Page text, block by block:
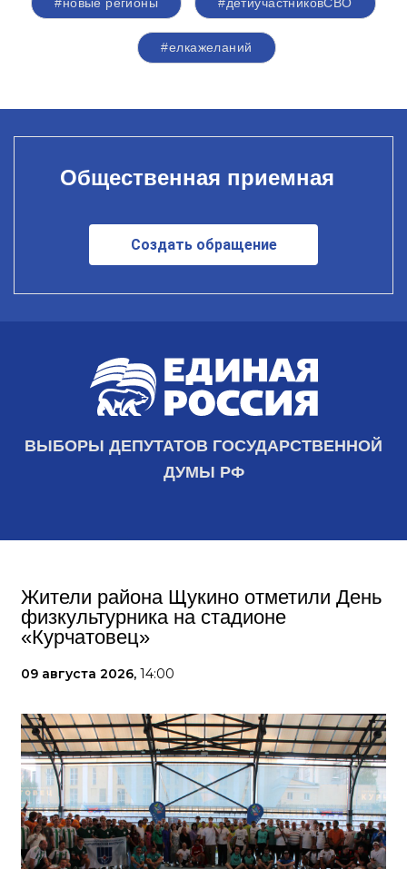
#новые регионы #детиучастниковСВО
#елкажеланий
Общественная приемная
Создать обращение
ВЫБОРЫ ДЕПУТАТОВ ГОСУДАРСТВЕННОЙ
ДУМЫ РФ
Жители района Щукино отметили День
физкультурника на стадионе
«Курчатовец»
09 августа 2026, 14:00